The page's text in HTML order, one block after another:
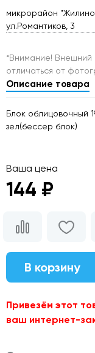
микрорайон
ул.Романтиков, 3
*Внимание! Внешний
отличаться от
Описание товара
Блок облицовочный
зел(бессер блок)
Ваша цена
144 ₽
В корзину
Привезём этот
ваш интернет-